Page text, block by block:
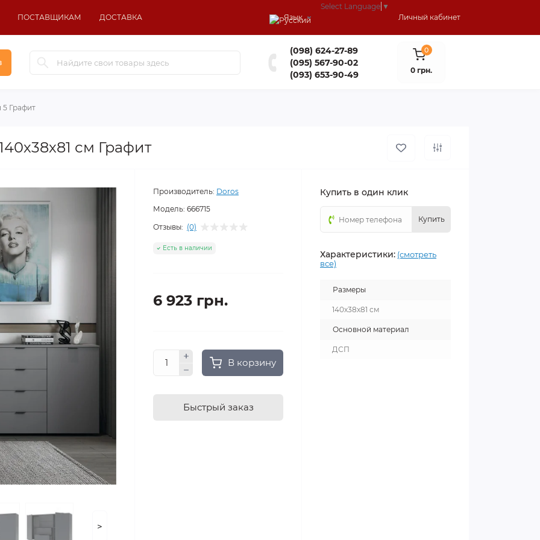
ПОСТАВЩИКАМ ДОСТАВКА Язык
Select Language ▼
Личный кабинет
(098) 624-27-89
(095) 567-90-02
(093) 653-90-49
0
0 грн.
Графит
см Графит
>
Производитель: Doros
Модель: 666715
Отзывы: (0)
Есть в наличии
6 923 грн.
В корзину
Быстрый заказ
Купить в один клик
Купить
Характеристики: (смотреть
все)
Размеры
140х38х81 см
Основной материал
ДСП